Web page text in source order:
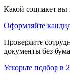
Какой соцпакет вы
Оформляйте
Проверяйте
документы без
Ускорьте подбор в